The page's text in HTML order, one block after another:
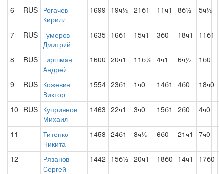
6 RUS Рогачев
Кирилл
1699 19ч½ 21б1 11ч1 8б½ 5ч½
7 RUS Гумеров
Дмитрий
1635 16б1 15ч1 3б0 18ч1 11б1
8 RUS Гиршман
Андрей
1600 20ч1 11б½ 4ч1 6ч½ 1б0
9 RUS Кожевин
Виктор
1554 23б1 1ч0 14б1 4б0 18ч0
10 RUS Куприянов
Михаил
1463 22ч1 3ч0 15б1 2б0 4ч0
11
Титенко
Никита
1458 24б1 8ч½ 6б0 21ч1 7ч0
12
Рязанов
Сергей
1442 15б½ 20ч1 18б0 14ч1 17б0